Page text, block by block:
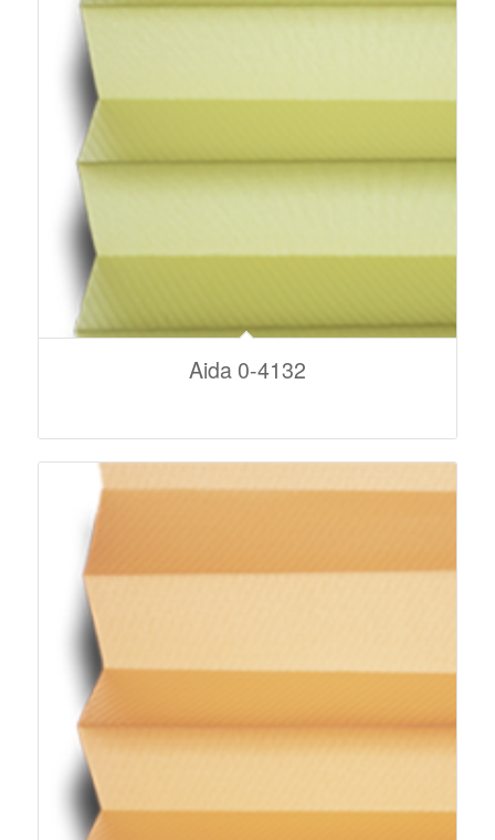
Aida 0-4132